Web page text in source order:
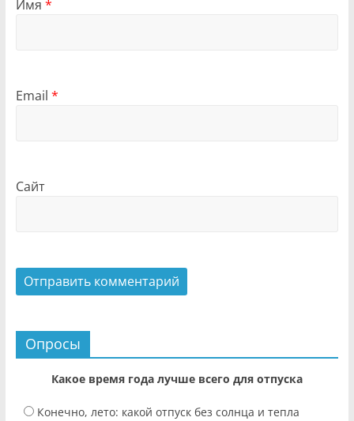
Имя *
Email *
Сайт
Опросы
Какое время года лучше всего для отпуска
Конечно, лето: какой отпуск без солнца и тепла